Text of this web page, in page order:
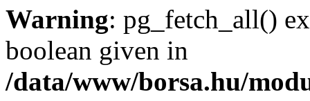
Warning: pg_fetch_all()
boolean given in
/data/www/borsa.hu/